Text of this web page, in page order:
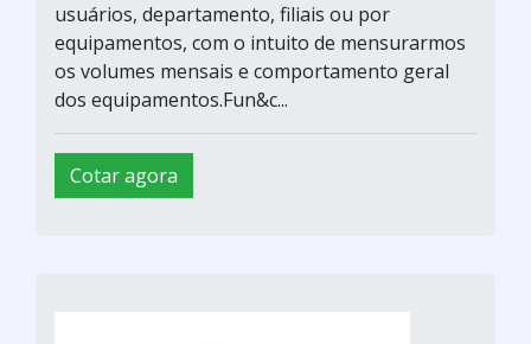
usuários, departamento, filiais ou por
equipamentos, com o intuito de mensurarmos
os volumes mensais e comportamento geral
dos equipamentos.Fun&c...
Cotar agora